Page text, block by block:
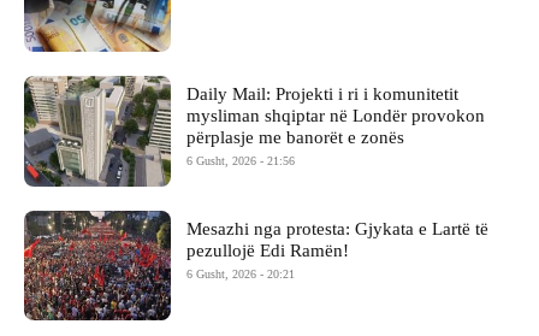
Daily Mail: Projekti i ri i komunitetit
mysliman shqiptar në Londër provokon
përplasje me banorët e zonës
6 Gusht, 2026 - 21:56
Mesazhi nga protesta: Gjykata e Lartë të
pezullojë Edi Ramën!
6 Gusht, 2026 - 20:21